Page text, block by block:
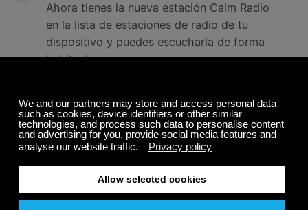
Ahora tienes la nueva estación Calm Radio
en la lista de estaciones de radio de tu
dispositivo y puedes escucharla de forma
habitual.
Calm Radio que desees añadir.